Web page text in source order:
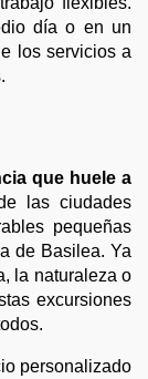
día o en un
los servicios a
que huele a
las ciudades
pequeñas
de Basilea. Ya
la naturaleza o
excursiones
personalizado